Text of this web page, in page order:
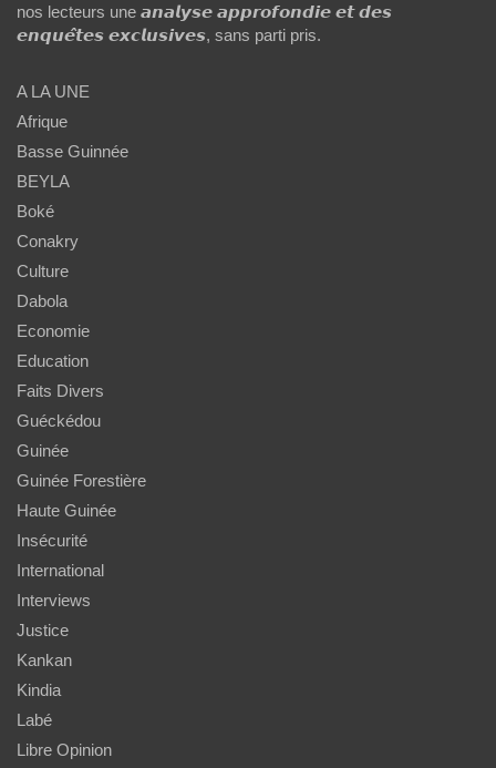
nos lecteurs une 𝙖𝙣𝙖𝙡𝙮𝙨𝙚 𝙖𝙥𝙥𝙧𝙤𝙛𝙤𝙣𝙙𝙞𝙚 𝙚𝙩 𝙙𝙚𝙨
𝙚𝙣𝙦𝙪𝙚̂𝙩𝙚𝙨 𝙚𝙭𝙘𝙡𝙪𝙨𝙞𝙫𝙚𝙨, sans parti pris.
A LA UNE
Afrique
Basse Guinnée
BEYLA
Boké
Conakry
Culture
Dabola
Economie
Education
Faits Divers
Guéckédou
Guinée
Guinée Forestière
Haute Guinée
Insécurité
International
Interviews
Justice
Kankan
Kindia
Labé
Libre Opinion